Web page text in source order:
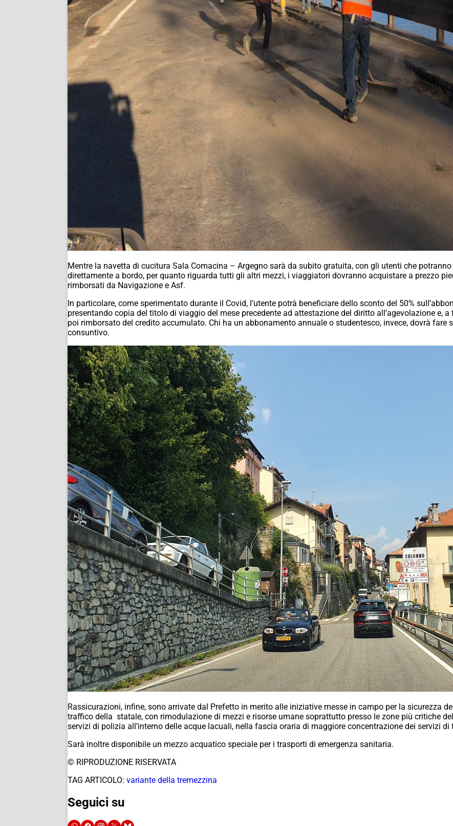
Mentre la navetta di cucitura Sala Comacina – Argegno sarà da subito gratuita, con gli utenti che
direttamente a bordo, per quanto riguarda tutti gli altri mezzi, i viaggiatori dovranno acquistare a prezzo
rimborsati da Navigazione e Asf.
In particolare, come sperimentato durante il Covid, l’utente potrà beneficiare dello sconto del 50%
presentando copia del titolo di viaggio del mese precedente ad attestazione del diritto all’agevolazione e,
poi rimborsato del credito accumulato. Chi ha un abbonamento annuale o studentesco, invece, dovrà fare
consuntivo.
Rassicurazioni, infine, sono arrivate dal Prefetto in merito alle iniziative messe in campo per la sicurezza
traffico della statale, con rimodulazione di mezzi e risorse umane soprattutto presso le zone più critiche
servizi di polizia all’interno delle acque lacuali, nella fascia oraria di maggiore concentrazione dei servizi
Sarà inoltre disponibile un mezzo acquatico speciale per i trasporti di emergenza sanitaria.
© RIPRODUZIONE RISERVATA
TAG ARTICOLO: variante della tremezzina
Seguici su